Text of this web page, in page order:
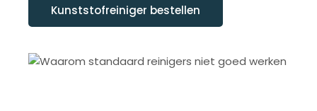
Kunststofreiniger bestellen